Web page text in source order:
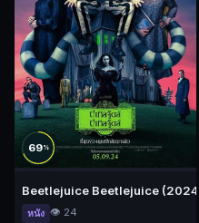
69%
Beetlejuice Beetlejuice
หนัง 👁️ 24